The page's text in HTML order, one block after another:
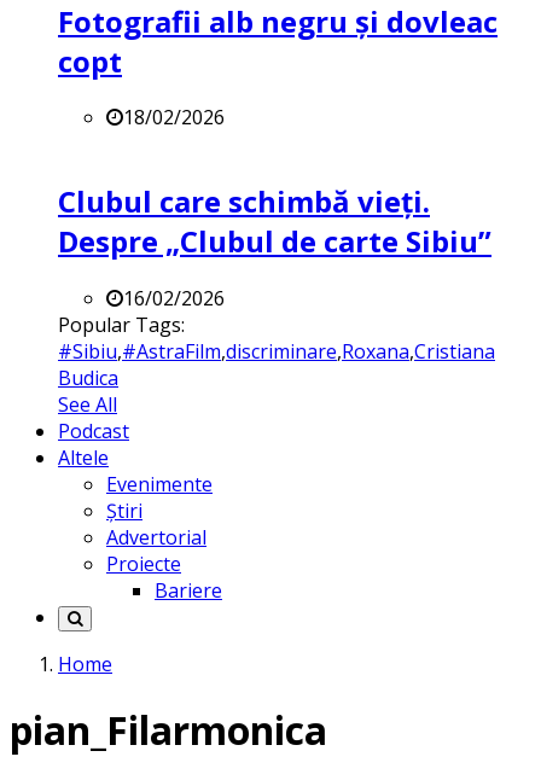
Fotografii alb negru și dovleac
copt
18/02/2026
Clubul care schimbă vieți.
Despre „Clubul de carte Sibiu”
16/02/2026
Popular Tags:
#Sibiu,#AstraFilm,discriminare,Roxana,Cristiana
Budica
See All
Podcast
Altele
Evenimente
Știri
Advertorial
Proiecte
Bariere
Home
pian_Filarmonica